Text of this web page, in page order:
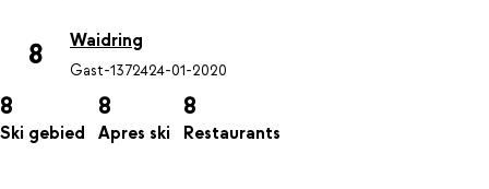
8 Waidring
Gast-1372424-01-2020
8
Ski gebied
8
Apres ski
8
Restaurants